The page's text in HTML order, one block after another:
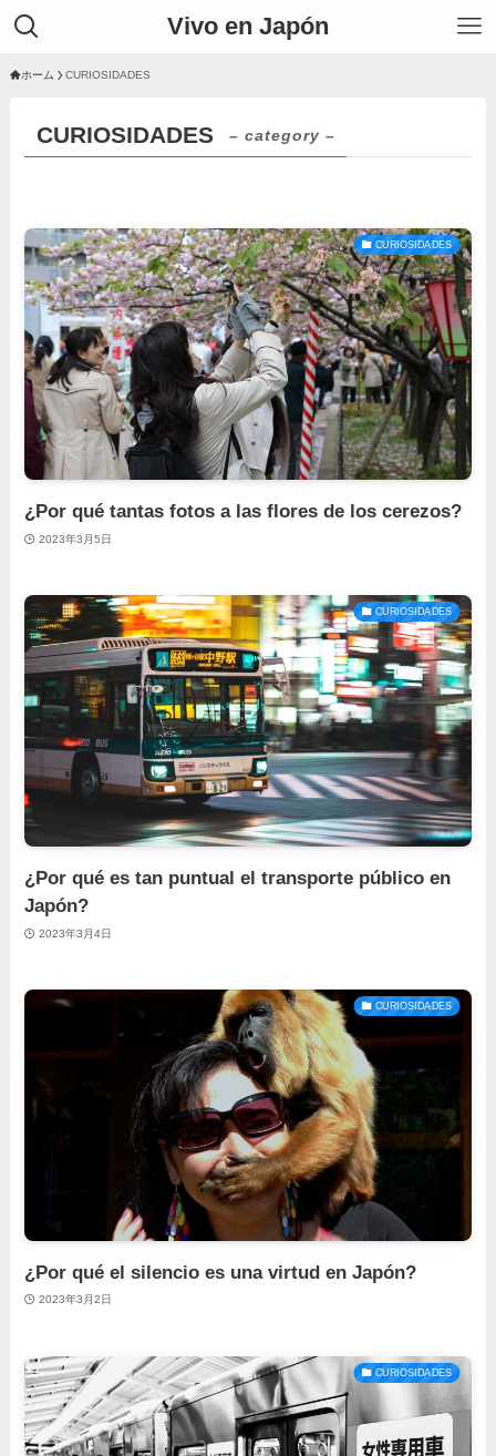
Vivo en Japón
ホーム CURIOSIDADES
CURIOSIDADES – category –
CURIOSIDADES
¿Por qué tantas fotos a las flores de los cerezos?
2023年3月5日
CURIOSIDADES
¿Por qué es tan puntual el transporte público en
Japón?
2023年3月4日
CURIOSIDADES
¿Por qué el silencio es una virtud en Japón?
2023年3月2日
CURIOSIDADES